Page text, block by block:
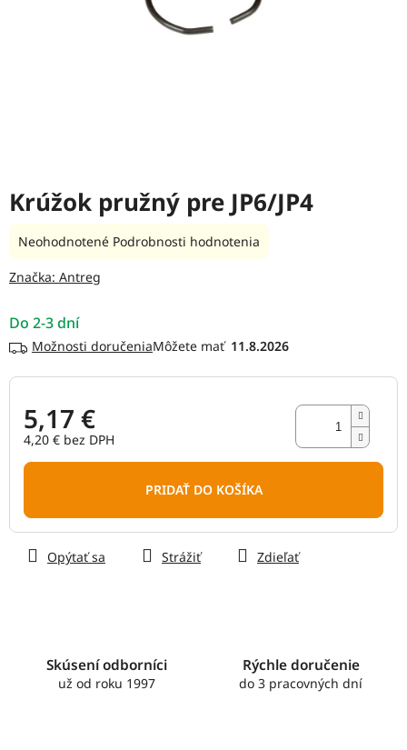
Krúžok pružný pre JP6/JP4
Do 2-3 dní
11.8.2026
Možnosti doručenia
5,17 €
4,20 € bez DPH
Jednotková
PRIDAŤ DO KOŠÍKA
Opýtať sa Strážiť Zdieľať
Priemerné
produktu
z
5
Neohodnotené Podrobnosti hodnotenia
Značka: Antreg
Skúsení odborníci
už od roku 1997
Rýchle doručenie
do 3 pracovných dní